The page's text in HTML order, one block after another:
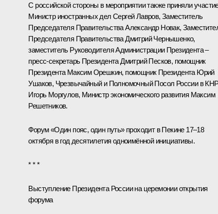
С российской стороны в мероприятии также приняли
Министр иностранных дел Сергей Лавров, Заместитель
Председателя ПравительстваАлександр Новак,
Председателя ПравительстваДмитрий Чернышенко,
заместитель Руководителя Администрации Президента –
пресс-секретарь ПрезидентаДмитрий Песков, помощник
Президента Максим Орешкин, помощник Президента Юрий
Ушаков, Чрезвычайный и Полномочный Посол России в
Игорь Моргулов, Министр экономического развития Максим
Решетников.
Форум «Один пояс, один путь» проходит в Пекине 17–18
октября в год десятилетия одноимённой инициативы.
* * *
Выступление Президента России на церемонии открытия
форума